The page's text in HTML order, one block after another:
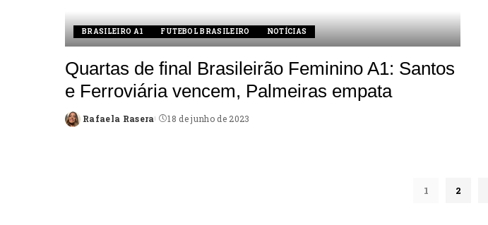
BRASILEIRO A1 FUTEBOL BRASILEIRO NOTÍCIAS
Quartas de final Brasileirão Feminino A1: Santos
e Ferroviária vencem, Palmeiras empata
Posted
Rafaela Rasera 18 de junho de 2023
1 2